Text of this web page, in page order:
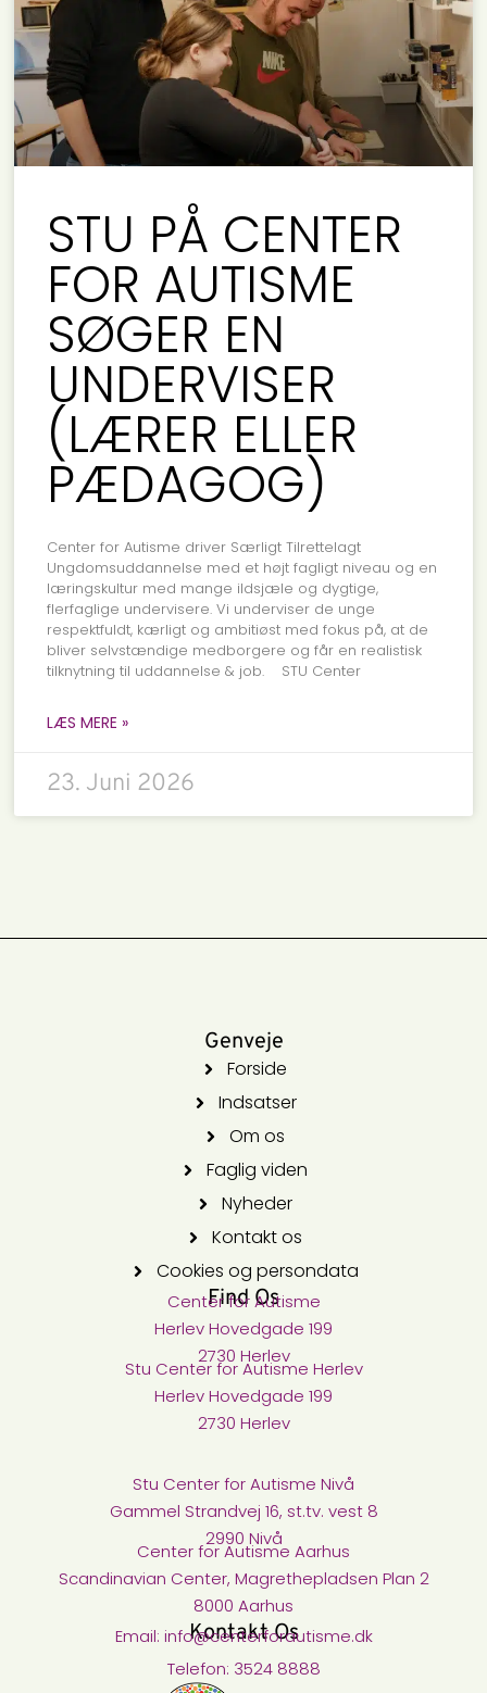
STU PÅ CENTER
FOR AUTISME
SØGER EN
UNDERVISER
(LÆRER ELLER
PÆDAGOG)
Center for Autisme driver Særligt Tilrettelagt
Ungdomsuddannelse med et højt fagligt niveau og en
læringskultur med mange ildsjæle og dygtige,
flerfaglige undervisere. Vi underviser de unge
respektfuldt, kærligt og ambitiøst med fokus på, at de
bliver selvstændige medborgere og får en realistisk
tilknytning til uddannelse & job. STU Center
LÆS MERE »
23. Juni 2026
Genveje
Forside
Indsatser
Om os
Faglig viden
Nyheder
Kontakt os
Cookies og persondata
Find Os
Center for Autisme​
Herlev Hovedgade 199
2730 Herlev
Stu Center for Autisme​ Herlev
Herlev Hovedgade 199
2730 Herlev
Stu Center for Autisme Nivå​
Gammel Strandvej 16, st.tv. vest 8
2990 Nivå
Center for Autisme Aarhus
Scandinavian Center, Magrethepladsen Plan 2
8000 Aarhus
Kontakt Os
Email: info@centerforautisme.dk
Telefon: 3524 8888